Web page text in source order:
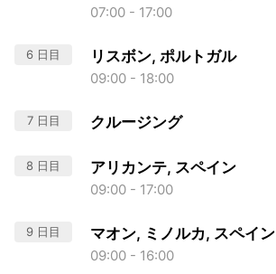
07:00 - 17:00
6 日目 リスボン, ポルトガル
09:00 - 18:00
7 日目 クルージング
8 日目 アリカンテ, スペイン
09:00 - 17:00
9 日目 マオン, ミノルカ, スペイン
09:00 - 16:00